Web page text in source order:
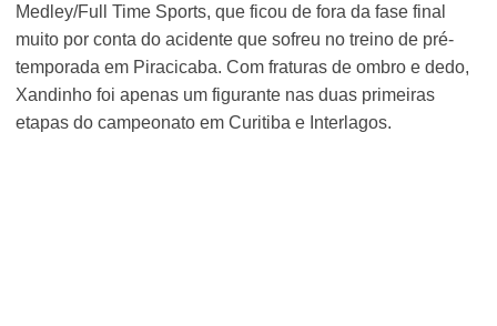
Medley/Full Time Sports, que ficou de fora da fase final
muito por conta do acidente que sofreu no treino de pré-
temporada em Piracicaba. Com fraturas de ombro e dedo,
Xandinho foi apenas um figurante nas duas primeiras
etapas do campeonato em Curitiba e Interlagos.